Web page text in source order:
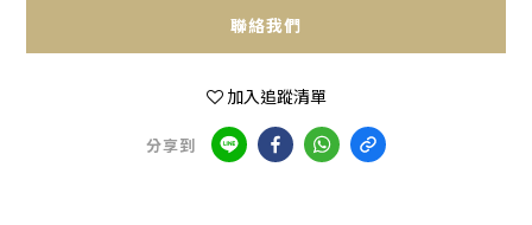
聯絡我們
加入追蹤清單
分享到